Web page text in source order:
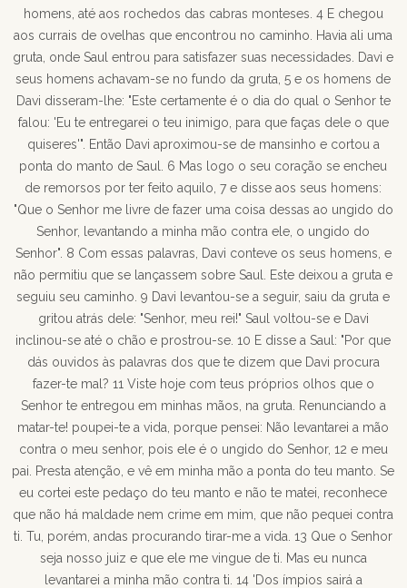
homens, até aos rochedos das cabras monteses. 4 E chegou
aos currais de ovelhas que encontrou no caminho. Havia ali uma
gruta, onde Saul entrou para satisfazer suas necessidades. Davi e
seus homens achavam-se no fundo da gruta, 5 e os homens de
Davi disseram-lhe: "Este certamente é o dia do qual o Senhor te
falou: 'Eu te entregarei o teu inimigo, para que faças dele o que
quiseres'". Então Davi aproximou-se de mansinho e cortou a
ponta do manto de Saul. 6 Mas logo o seu coração se encheu
de remorsos por ter feito aquilo, 7 e disse aos seus homens:
"Que o Senhor me livre de fazer uma coisa dessas ao ungido do
Senhor, levantando a minha mão contra ele, o ungido do
Senhor". 8 Com essas palavras, Davi conteve os seus homens, e
não permitiu que se lançassem sobre Saul. Este deixou a gruta e
seguiu seu caminho. 9 Davi levantou-se a seguir, saiu da gruta e
gritou atrás dele: "Senhor, meu rei!" Saul voltou-se e Davi
inclinou-se até o chão e prostrou-se. 10 E disse a Saul: "Por que
dás ouvidos às palavras dos que te dizem que Davi procura
fazer-te mal? 11 Viste hoje com teus próprios olhos que o
Senhor te entregou em minhas mãos, na gruta. Renunciando a
matar-te! poupei-te a vida, porque pensei: Não levantarei a mão
contra o meu senhor, pois ele é o ungido do Senhor, 12 e meu
pai. Presta atenção, e vê em minha mão a ponta do teu manto. Se
eu cortei este pedaço do teu manto e não te matei, reconhece
que não há maldade nem crime em mim, que não pequei contra
ti. Tu, porém, andas procurando tirar-me a vida. 13 Que o Senhor
seja nosso juiz e que ele me vingue de ti. Mas eu nunca
levantarei a minha mão contra ti. 14 'Dos ímpios sairá a